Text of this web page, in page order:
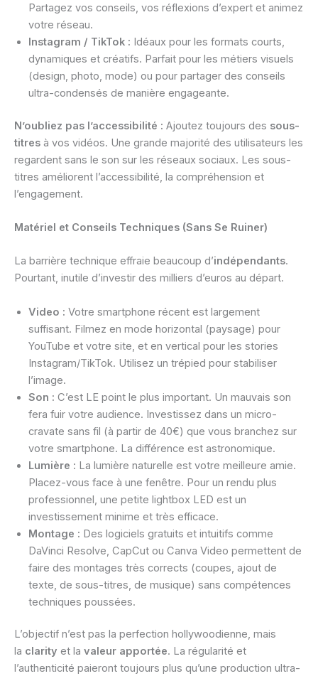
Partagez vos conseils, vos réflexions d’expert et animez
votre réseau.
Instagram / TikTok : Idéaux pour les formats courts,
dynamiques et créatifs. Parfait pour les métiers visuels
(design, photo, mode) ou pour partager des conseils
ultra-condensés de manière engageante.
N’oubliez pas l’accessibilité : Ajoutez toujours des sous-
titres à vos vidéos. Une grande majorité des utilisateurs les
regardent sans le son sur les réseaux sociaux. Les sous-
titres améliorent l’accessibilité, la compréhension et
l’engagement.
Matériel et Conseils Techniques (Sans Se Ruiner)
La barrière technique effraie beaucoup d’indépendants.
Pourtant, inutile d’investir des milliers d’euros au départ.
Video : Votre smartphone récent est largement
suffisant. Filmez en mode horizontal (paysage) pour
YouTube et votre site, et en vertical pour les stories
Instagram/TikTok. Utilisez un trépied pour stabiliser
l’image.
Son : C’est LE point le plus important. Un mauvais son
fera fuir votre audience. Investissez dans un micro-
cravate sans fil (à partir de 40€) que vous branchez sur
votre smartphone. La différence est astronomique.
Lumière : La lumière naturelle est votre meilleure amie.
Placez-vous face à une fenêtre. Pour un rendu plus
professionnel, une petite lightbox LED est un
investissement minime et très efficace.
Montage : Des logiciels gratuits et intuitifs comme
DaVinci Resolve, CapCut ou Canva Video permettent de
faire des montages très corrects (coupes, ajout de
texte, de sous-titres, de musique) sans compétences
techniques poussées.
L’objectif n’est pas la perfection hollywoodienne, mais
la clarity et la valeur apportée. La régularité et
l’authenticité paieront toujours plus qu’une production ultra-